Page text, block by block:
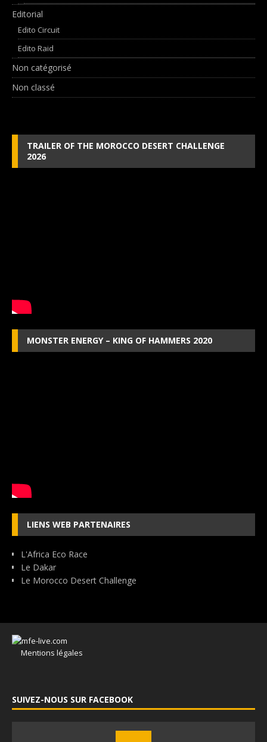
Editorial
Edito Circuit
Edito Raid
Non catégorisé
Non classé
TRAILER OF THE MOROCCO DESERT CHALLENGE
2026
MONSTER ENERGY – KING OF HAMMERS 2020
LIENS WEB PARTENAIRES
L'Africa Eco Race
Le Dakar
Le Morocco Desert Challenge
Mentions légales
SUIVEZ-NOUS SUR FACEBOOK